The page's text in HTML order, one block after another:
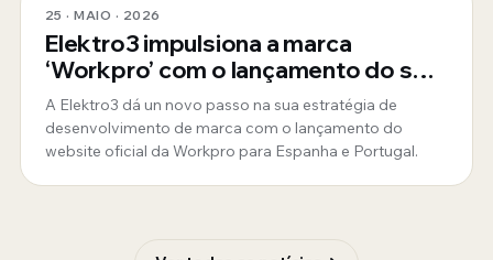
25 · MAIO · 2026
Elektro3 impulsiona a marca
‘Workpro’ com o lançamento do seu
novo website oficial para Espanha e
Portugal
A Elektro3 dá un novo passo na sua estratégia de
desenvolvimento de marca com o lançamento do
website oficial da Workpro para Espanha e Portugal.